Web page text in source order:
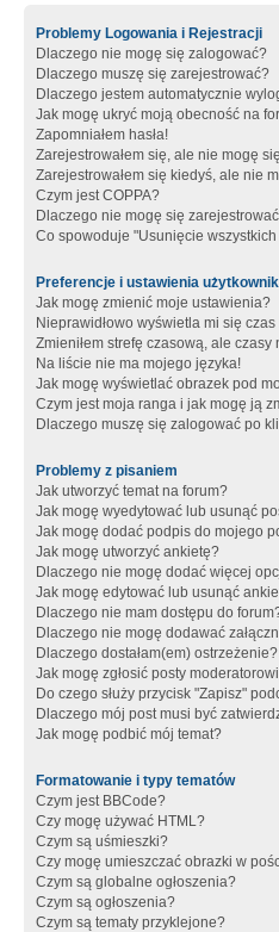
Problemy Logowania i Rejestracji
Dlaczego nie mogę się zalogować?
Dlaczego muszę się zarejestrować?
Dlaczego jestem automatycznie
Jak mogę ukryć moją obecność na
Zapomniałem hasła!
Zarejestrowałem się, ale nie mogę
Zarejestrowałem się kiedyś, ale nie
Czym jest COPPA?
Dlaczego nie mogę się
Co spowoduje "Usunięcie
Preferencje i ustawienia
Jak mogę zmienić moje ustawienia?
Nieprawidłowo wyświetla mi się
Zmieniłem strefę czasową, ale
Na liście nie ma mojego języka!
Jak mogę wyświetlać obrazek pod
Czym jest moja ranga i jak mogę ją
Dlaczego muszę się zalogować po
Problemy z pisaniem
Jak utworzyć temat na forum?
Jak mogę wyedytować lub usunąć
Jak mogę dodać podpis do mojego
Jak mogę utworzyć ankietę?
Dlaczego nie mogę dodać więcej
Jak mogę edytować lub usunąć
Dlaczego nie mam dostępu do
Dlaczego nie mogę dodawać
Dlaczego dostałam(em) ostrzeżenie?
Jak mogę zgłosić posty
Do czego służy przycisk "Zapisz"
Dlaczego mój post musi być
Jak mogę podbić mój temat?
Formatowanie i typy tematów
Czym jest BBCode?
Czy mogę używać HTML?
Czym są uśmieszki?
Czy mogę umieszczać obrazki w
Czym są globalne ogłoszenia?
Czym są ogłoszenia?
Czym są tematy przyklejone?